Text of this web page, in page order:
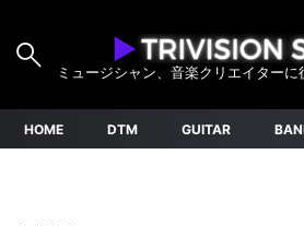
ミュージシャン、音楽クリエイター
HOME DTM GUITAR